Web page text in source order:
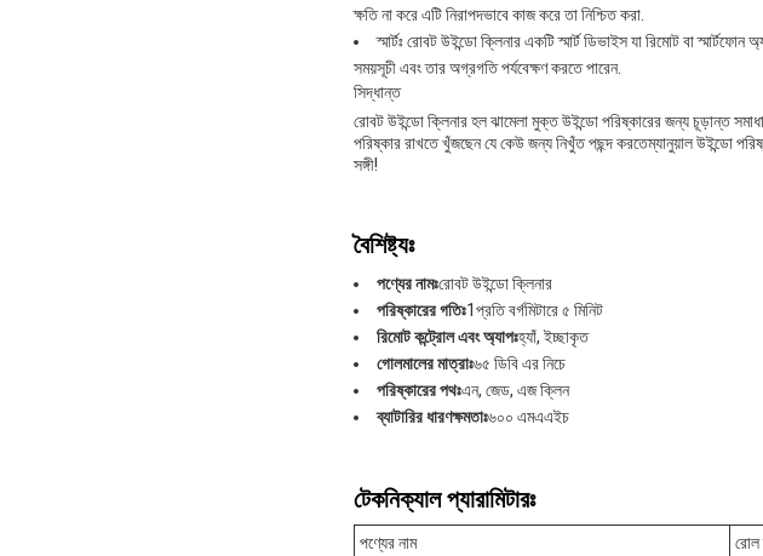
ক্ষতি না করে এটি নিরাপদভাবে কাজ করে তা নিশ্চিত করা.
স্মার্টঃ রোবট উইন্ডো ক্লিনার একটি স্মার্ট ডিভাইস যা রিমোট বা
সময়সূচী এবং তার অগ্রগতি পর্যবেক্ষণ করতে পারেন.
সিদ্ধান্ত
রোবট উইন্ডো ক্লিনার হল ঝামেলা মুক্ত উইন্ডো পরিষ্কারের জন্য চূড়ান্ত
পরিষ্কার রাখতে খুঁজছেন যে কেউ জন্য নিখুঁত পছন্দ করতেম্যানুয়াল উইন্ডো
সঙ্গী!
বৈশিষ্ট্যঃ
পণ্যের নামঃরোবট উইন্ডো ক্লিনার
পরিষ্কারের গতিঃ1প্রতি বর্গমিটারে ৫ মিনিট
রিমোট কন্ট্রোল এবং অ্যাপঃহ্যাঁ, ইচ্ছাকৃত
গোলমালের মাত্রাঃ৬৫ ডিবি এর নিচে
পরিষ্কারের পথঃএন, জেড, এজ ক্লিন
ব্যাটারির ধারণক্ষমতাঃ৬০০ এমএএইচ
টেকনিক্যাল প্যারামিটারঃ
পণ্যের নাম
রোল